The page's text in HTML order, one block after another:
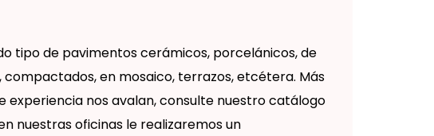
tipo de pavimentos cerámicos, porcelánicos, de
compactados, en mosaico, terrazos, etcétera. Más
experiencia nos avalan, consulte nuestro catálogo
nuestras oficinas le realizaremos un